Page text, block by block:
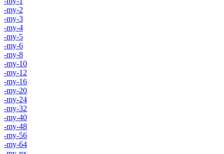
-my-2
-my-3
-my-4
-my-5
-my-6
-my-8
-my-10
-my-12
-my-16
-my-20
-my-24
-my-32
-my-40
-my-48
-my-56
-my-64